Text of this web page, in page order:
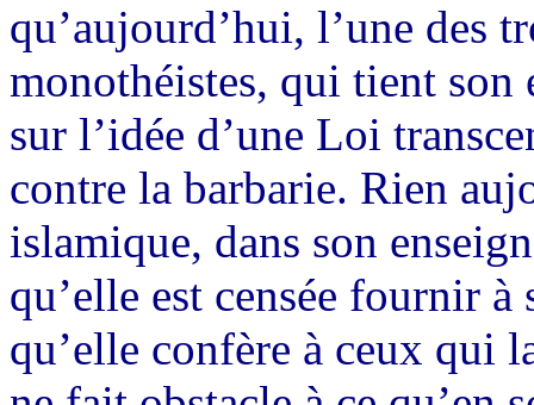
qu’aujourd’hui, l’une des
monothéistes, qui tient son
sur l’idée d’une Loi
contre la barbarie. Rien
islamique, dans son
qu’elle est censée fournir à
qu’elle confère à ceux qui